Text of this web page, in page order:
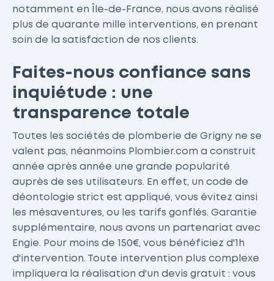
notamment en Île-de-France, nous avons réalisé
plus de quarante mille interventions, en prenant
soin de la satisfaction de nos clients.
Faites-nous confiance sans
inquiétude : une
transparence totale
Toutes les sociétés de plomberie de Grigny ne se
valent pas, néanmoins Plombier.com a construit
année après année une grande popularité
auprès de ses utilisateurs. En effet, un code de
déontologie strict est appliqué, vous évitez ainsi
les mésaventures, ou les tarifs gonflés. Garantie
supplémentaire, nous avons un partenariat avec
Engie. Pour moins de 150€, vous bénéficiez d'1h
d'intervention. Toute intervention plus complexe
impliquera la réalisation d'un devis gratuit : vous